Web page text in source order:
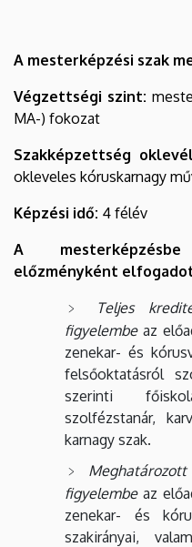
A mesterképzési szak
Végzettségi szint:
MA-) fokozat
Szakképzettség
okleveles kóruskarnagy
Képzési idő: 4 félév
A
előzményként
Teljes
figyelembe az
zenekar- és
felsőoktatásról
szerinti
szolfézstanár,
karnagy szak.
figyelembe az
zenekar- és
szakirányai,